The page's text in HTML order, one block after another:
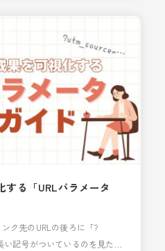
ンバージョンしているのにカ
ことが頻繁に起きています。
し
する「URLパラメータ
ク先のURLの後ろに「?
記号がついているのを見たこ